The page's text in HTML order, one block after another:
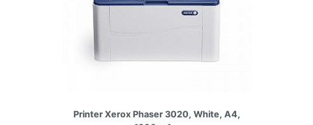
Printer Xerox Phaser 3020, White, A4,